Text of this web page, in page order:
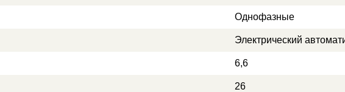
Однофазные
Электрический
6,6
26